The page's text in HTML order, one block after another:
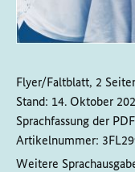
Flyer/Faltblatt, 2
Stand: 14. Oktober
Sprachfassung der
Artikelnummer:
Weitere